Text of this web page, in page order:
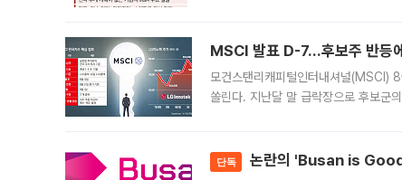
MSCI 발표 D-7…후보주 반등
모건스탠리캐피털인터내셔널(MSCI)
쏠린다. 지난달 말 급락장으로 후보군
단독 논란의 'Busan is